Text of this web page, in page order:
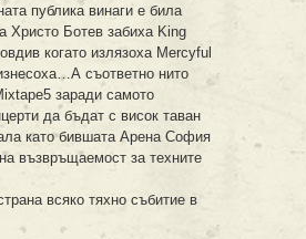
публика винаги е била
Христо Ботев забиха King
когато излязоха Mercyful
съответно нито
заради самото
да бъдат с висок таван
като бившата Арена София
възвръщаемост за техните
всяко тяхно събитие в